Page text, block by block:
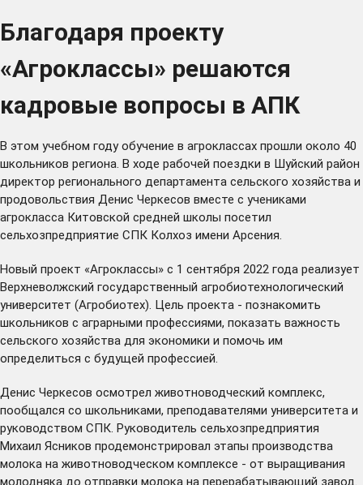
Благодаря проекту
«Агроклассы» решаются
кадровые вопросы в АПК
В этом учебном году обучение в агроклассах прошли около 40
школьников региона. В ходе рабочей поездки в Шуйский район
директор регионального департамента сельского хозяйства и
продовольствия Денис Черкесов вместе с учениками
агрокласса Китовской средней школы посетил
сельхозпредприятие СПК Колхоз имени Арсения.
Новый проект «Агроклассы» с 1 сентября 2022 года реализует
Верхневолжский государственный агробиотехнологический
университет (Агробиотех). Цель проекта - познакомить
школьников с аграрными профессиями, показать важность
сельского хозяйства для экономики и помочь им
определиться с будущей профессией.
Денис Черкесов осмотрел животноводческий комплекс,
пообщался со школьниками, преподавателями университета и
руководством СПК. Руководитель сельхозпредприятия
Михаил Ясников продемонстрировал этапы производства
молока на животноводческом комплексе - от выращивания
молодняка до отправки молока на перерабатывающий завод.